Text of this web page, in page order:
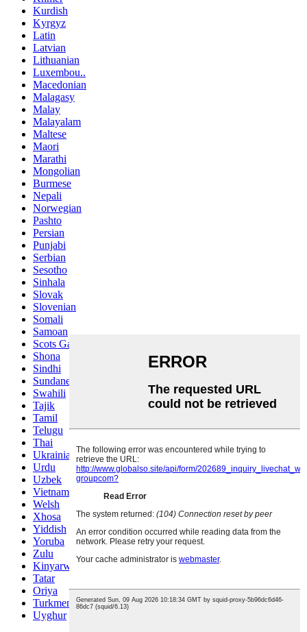
Kurdish
Kyrgyz
Latin
Latvian
Lithuanian
Luxembou..
Macedonian
Malagasy
Malay
Malayalam
Maltese
Maori
Marathi
Mongolian
Burmese
Nepali
Norwegian
Pashto
Persian
Punjabi
Serbian
Sesotho
Sinhala
Slovak
Slovenian
Somali
Samoan
Scots Gaelic
Shona
Sindhi
Sundanese
Swahili
Tajik
Tamil
Telugu
Thai
Ukrainian
Urdu
Uzbek
Vietnamese
Welsh
Xhosa
Yiddish
Yoruba
Zulu
Kinyarwanda
Tatar
Oriya
Turkmen
Uyghur